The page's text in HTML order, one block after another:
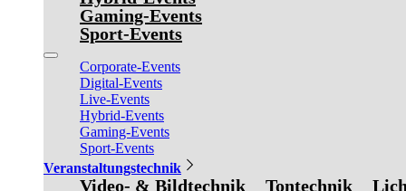
Gaming-Events
Sport-Events
Corporate-Events
Digital-Events
Live-Events
Hybrid-Events
Gaming-Events
Sport-Events
Veranstaltungstechnik
Video- & Bildtechnik Tontechnik